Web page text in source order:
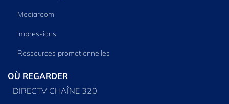
Mediaroom
Impressions
Ressources promotionnelles
OÙ REGARDER
DIRECTV CHAÎNE 320